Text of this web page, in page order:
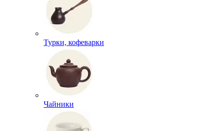
Турки, кофеварки
Чайники